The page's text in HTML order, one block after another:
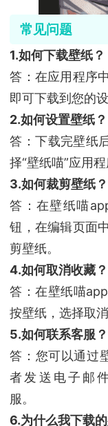
常见问题
1.如何下载壁纸？
答：在应用程序
即可下载到您的设
2.如何设置壁纸？
答：下载完壁纸
择“壁纸喵”应用
3.如何裁剪壁纸？
答：在壁纸喵
钮，在编辑页面
剪壁纸。
4.如何取消收藏？
答：在壁纸喵
按壁纸，选择取
5.如何联系客服？
答：您可以通过
者发送电子邮
服。
6.为什么我下载